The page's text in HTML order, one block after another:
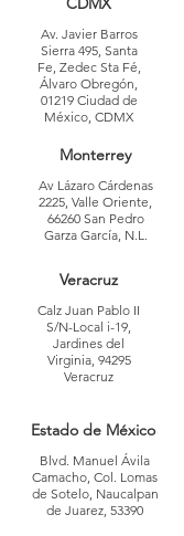
Av. Javier Barros
Sierra 495, Santa
Fe, Zedec Sta Fé,
Álvaro Obregón,
01219 Ciudad de
México, CDMX
Monterrey
Av Lázaro Cárdenas
2225, Valle Oriente,
66260 San Pedro
Garza García, N.L.
Veracruz
Calz Juan Pablo II
S/N-Local i-19,
Jardines del
Virginia, 94295
Veracruz
Estado de México
Blvd. Manuel Ávila
Camacho, Col. Lomas
de Sotelo, Naucalpan
de Juarez, 53390